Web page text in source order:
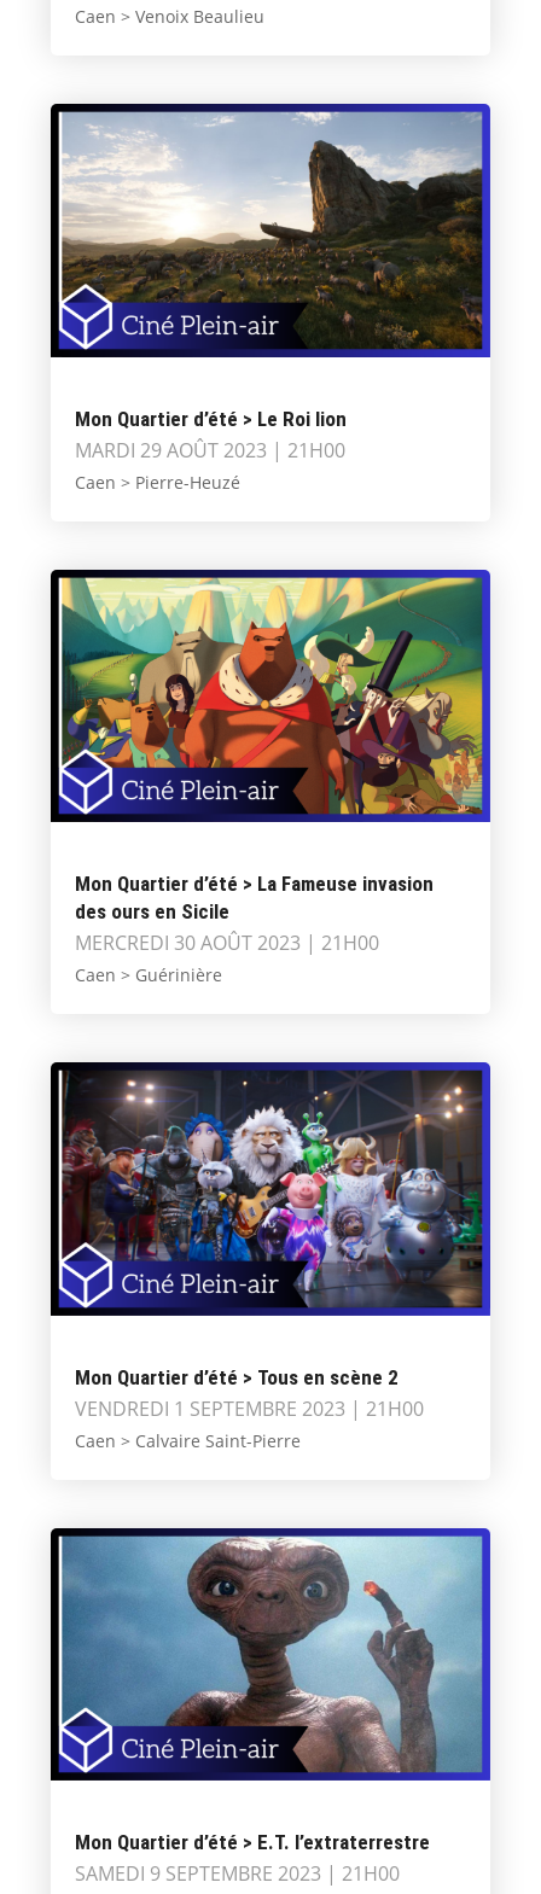
Caen > Venoix Beaulieu
Mon Quartier d’été > Le Roi lion
MARDI 29 AOÛT 2023 | 21H00
Caen > Pierre-Heuzé
Mon Quartier d’été > La Fameuse invasion
des ours en Sicile
MERCREDI 30 AOÛT 2023 | 21H00
Caen > Guérinière
Mon Quartier d’été > Tous en scène 2
VENDREDI 1 SEPTEMBRE 2023 | 21H00
Caen > Calvaire Saint-Pierre
Mon Quartier d’été > E.T. l’extraterrestre
SAMEDI 9 SEPTEMBRE 2023 | 21H00